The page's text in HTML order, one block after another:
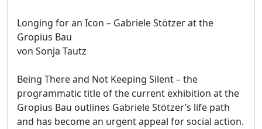
Longing for an Icon – Gabriele Stötzer at the
Gropius Bau
von Sonja Tautz
Being There and Not Keeping Silent – the
programmatic title of the current exhibition at the
Gropius Bau outlines Gabriele Stötzer’s life path
and has become an urgent appeal for social action.